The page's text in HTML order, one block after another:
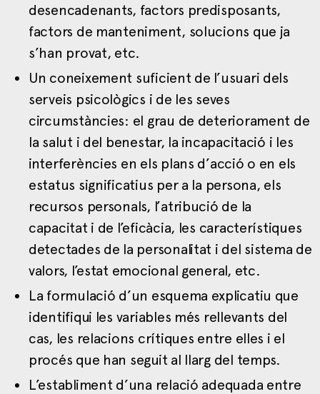
desencadenants, factors predisposants,
factors de manteniment, solucions que ja
s’han provat, etc.
Un coneixement suficient de l’usuari dels
serveis psicològics i de les seves
circumstàncies: el grau de deteriorament de
la salut i del benestar, la incapacitació i les
interferències en els plans d’acció o en els
estatus significatius per a la persona, els
recursos personals, l’atribució de la
capacitat i de l’eficàcia, les característiques
detectades de la personalitat i del sistema de
valors, l’estat emocional general, etc.
La formulació d’un esquema explicatiu que
identifiqui les variables més rellevants del
cas, les relacions crítiques entre elles i el
procés que han seguit al llarg del temps.
L’establiment d’una relació adequada entre